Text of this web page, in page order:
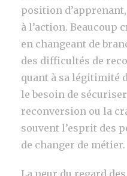
position
à l’action. Beaucoup
en changeant de
des difficultés de
quant à sa légitimité
le besoin de
reconversion ou la
souvent l’esprit des
de changer de métier.
La peur du regard